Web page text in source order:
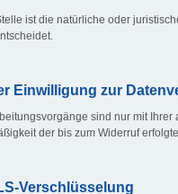
ist die natürliche oder
Einwilligung zur
sind nur mit
der bis zum Widerruf
Verschlüsselung